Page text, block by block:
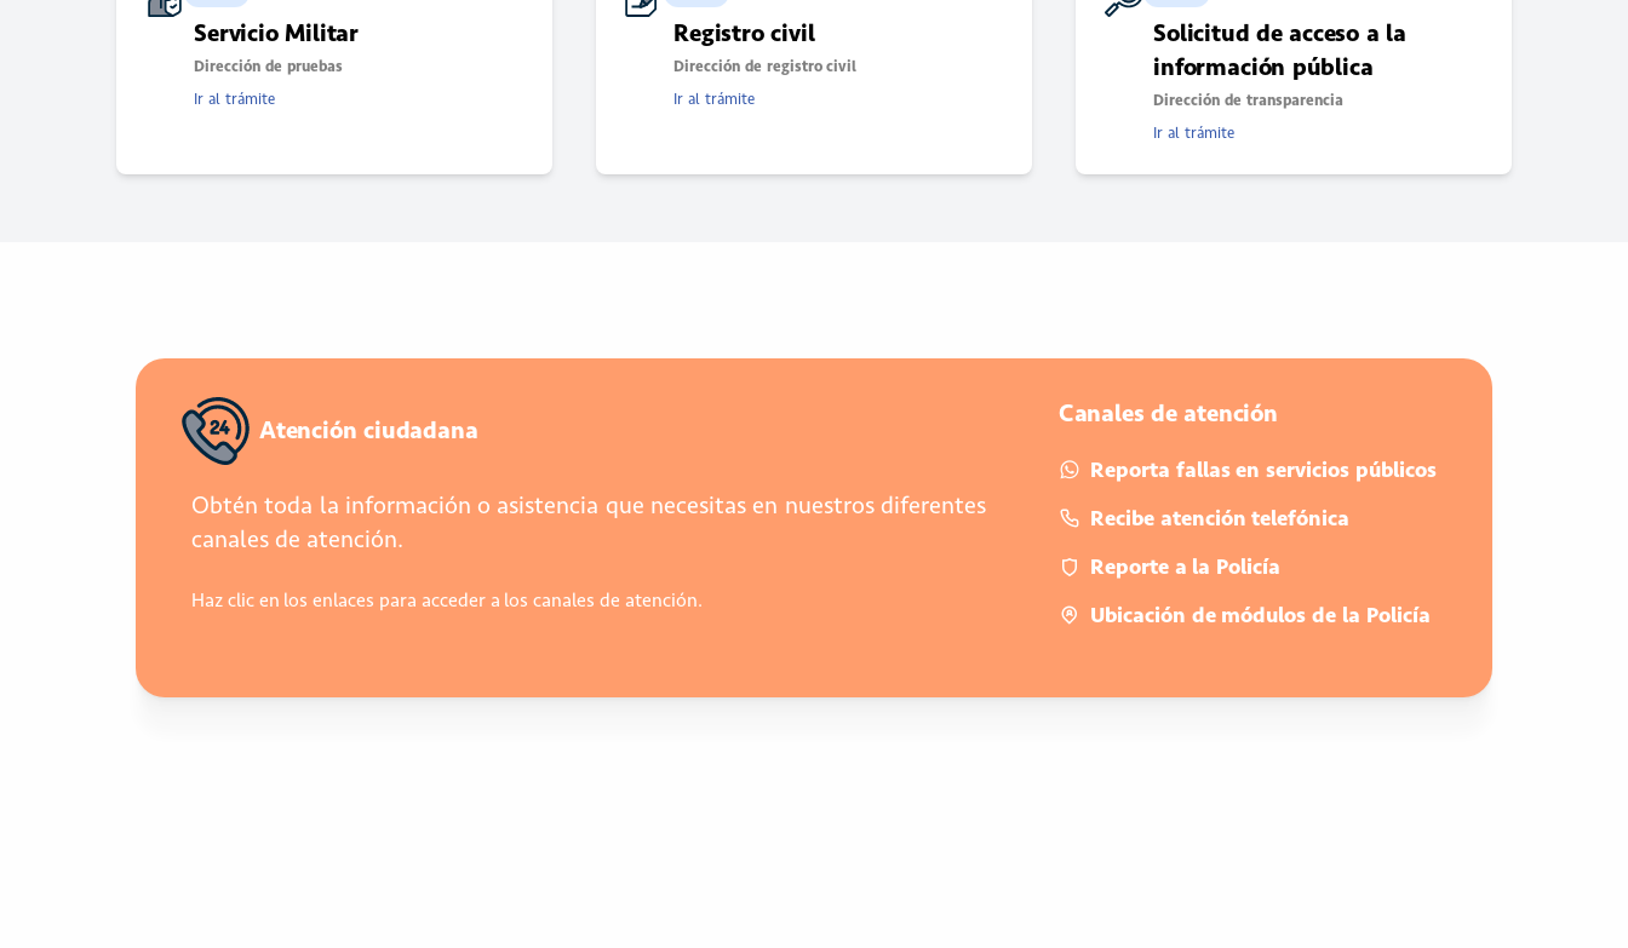
Servicio Militar
Dirección de pruebas
Ir al trámite
Registro civil
Dirección de registro civil
Ir al trámite
Solicitud de acceso a la
información pública
Dirección de transparencia
Ir al trámite
Atención ciudadana
Obtén toda la información o asistencia que necesitas en nuestros diferentes
canales de atención.
Haz clic en los enlaces para acceder a los canales de atención.
Canales de atención
Reporta fallas en servicios públicos
Recibe atención telefónica
Reporte a la Policía
Ubicación de módulos de la Policía